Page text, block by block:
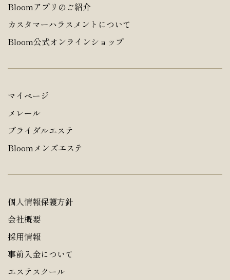
Bloomアプリのご紹介
カスタマーハラスメントについて
Bloom公式オンラインショップ
マイページ
メレール
ブライダルエステ
Bloomメンズエステ
個人情報保護方針
会社概要
採用情報
事前入金について
エステスクール